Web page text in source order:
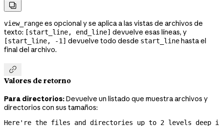

view_rangees opcional y se aplica a las vistas de archivos de
texto: [start_line, end_line] devuelve esas líneas, y
[start_line, -1] devuelve todo desde start_line hasta el
final del archivo.

Valores de retorno
Para directorios:Devuelve un listado que muestra archivos y
directorios con sus tamaños:
Here're the files and directories up to 2 levels deep